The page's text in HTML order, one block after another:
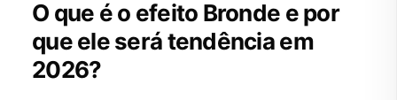
O que é o efeito Bronde e por
que ele será tendência em
2026?